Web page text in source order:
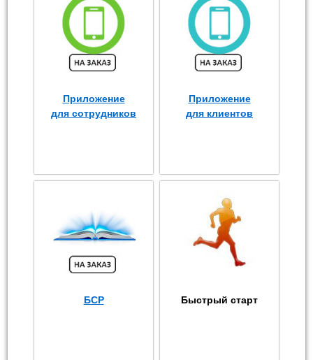
Приложение
для сотрудников
Приложение
для клиентов
БСР Быстрый старт